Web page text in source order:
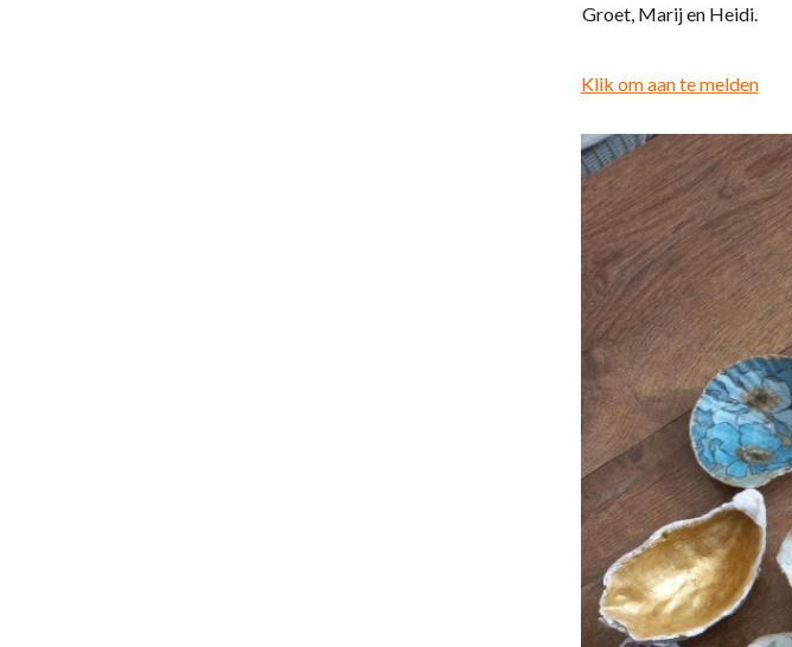
Groet, Marij en Heidi.
Klik om aan te melden